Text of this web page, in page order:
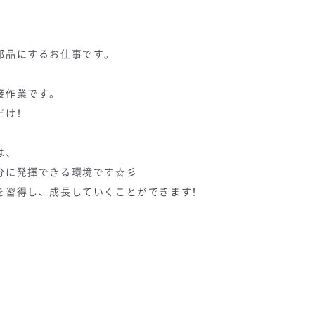
にするお仕事です。
業です。
！
発揮できる環境です☆彡
得し、成長していくことができます！